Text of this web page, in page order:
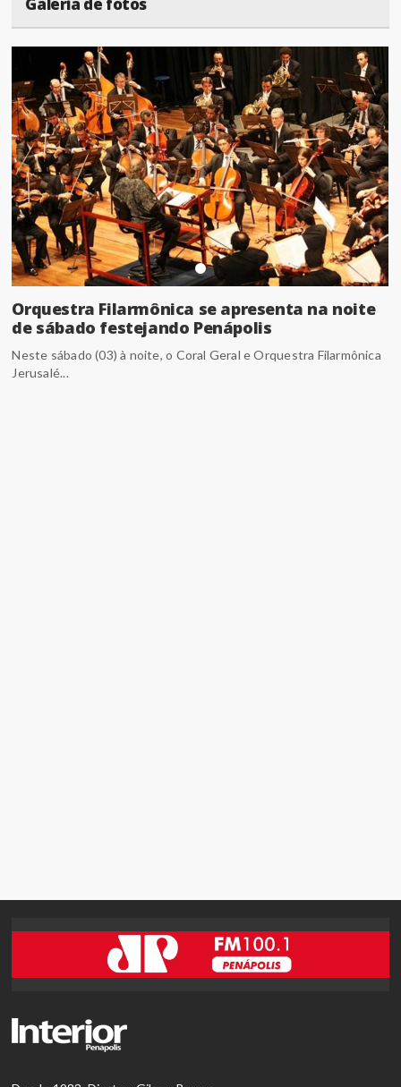
Orquestra Filarmônica se apresenta na noite
de sábado festejando Penápolis
Neste sábado (03) à noite, o Coral Geral e Orquestra Filarmônica
Jerusalé...